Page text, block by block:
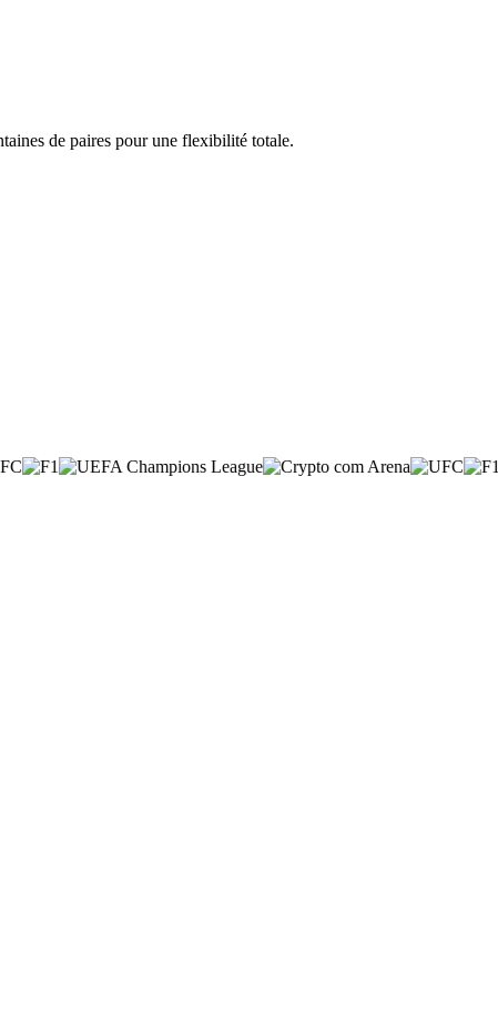
de paires pour une flexibilité totale.